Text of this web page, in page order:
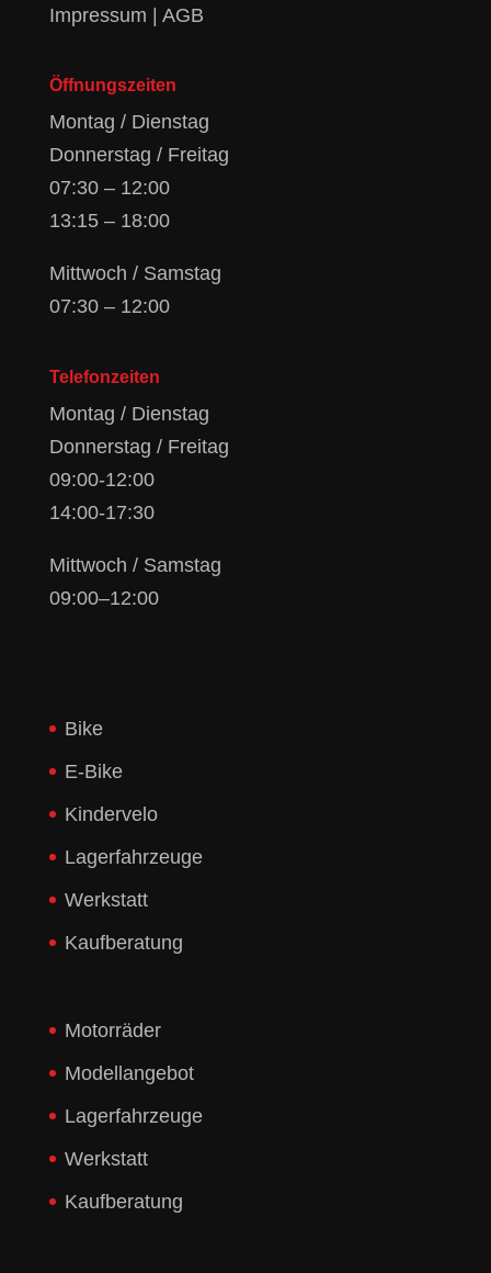
Impressum AGB
Öffnungszeiten
Montag / Dienstag
Donnerstag / Freitag
07:30 – 12:00
13:15 – 18:00
Mittwoch / Samstag
07:30 – 12:00
Telefonzeiten
Montag / Dienstag
Donnerstag / Freitag
09:00-12:00
14:00-17:30
Mittwoch / Samstag
09:00–12:00
Bike
E-Bike
Kindervelo
Lagerfahrzeuge
Werkstatt
Kaufberatung
Motorräder
Modellangebot
Lagerfahrzeuge
Werkstatt
Kaufberatung